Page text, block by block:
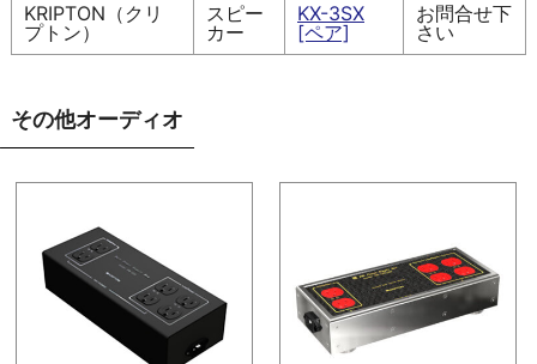
KRIPTON（クリ
プトン）
スピー
カー
KX-3SX
[ペア]
お問合せ下
さい
その他オーディオ